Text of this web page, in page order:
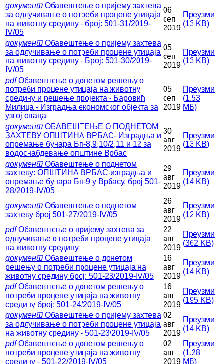
документ Обавештење о пријему захтева
за одлучивање о потреби процене утицаја
на животну средину - број: 501-31/2019-
IV/05
06
сеп
2019
Преузми
(13 KB)
документ Обавештење о пријему захтева
за одлучивање о потреби процене утицаја
на животну средину - Број: 501-30/2019-
IV/05
05
сеп
2019
Преузми
(13 KB)
pdf Обавештење о донетом решењу о
потреби процене утицаја на животну
средину и решење пројекта - Баровић
Милица - Изградња економског објекта за
узгој оваца
05
сеп
2019
Преузми
(1.53
MB)
документ ОБАВЕШТЕЊЕ О ПОДНЕТОМ
ЗАХТЕВУ ОПШТИНА ВРБАС- Изградња и
опремање бунара Бп-8,9,10/2,11 и 12 за
водоснабдевање општине Врбас
30
авг
2019
Преузми
(13 KB)
документ Обавештење о поднетом
захтеву: ОПШТИНА ВРБАС-изградња и
опремање бунара Бп-9 у Врбасу, број 501-
28/2019-IV/05
29
авг
2019
Преузми
(14 KB)
документ Обавештење о поднетом
захтеву број 501-27/2019-IV/05
26
авг
2019
Преузми
(12 KB)
pdf Обавештење о пријему захтева за
одлучивање о потреби процене утицаја
на животну средину
22
авг
2019
Преузми
(362 KB)
документ Обавештење о донетом
решењу о потреби процене утицаја на
животну средину број: 501-23/2019-IV/05
16
авг
2019
Преузми
(14 KB)
pdf Обавештење о донетом решењу о
потреби процене утицаја на животну
средину број: 501-24/2019-IV/05
16
авг
2019
Преузми
(195 KB)
документ Обавештење о пријему захтева
за одлучивање о потреби процене утицаја
на животну средину - 501-23/2019-IV/05
02
авг
2019
Преузми
(14 KB)
pdf Обавештење о донетом решењу о
потреби процене утицаја на животну
средину - 501-22/2019-IV/05
02
авг
2019
Преузми
(1.28
MB)